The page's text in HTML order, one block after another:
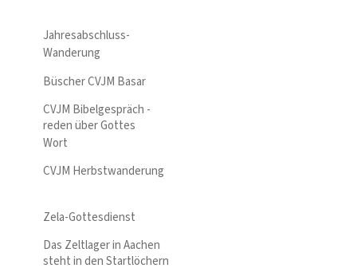
Jahresabschluss-
Wanderung
Büscher CVJM Basar
CVJM Bibelgespräch -
reden über Gottes
Wort
CVJM Herbstwanderung
Zela-Gottesdienst
Das Zeltlager in Aachen
steht in den Startlöchern